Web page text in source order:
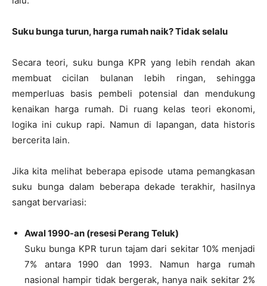
Suku bunga turun, harga rumah naik? Tidak selalu
Secara teori, suku bunga KPR yang lebih rendah akan
membuat cicilan bulanan lebih ringan, sehingga
memperluas basis pembeli potensial dan mendukung
kenaikan harga rumah. Di ruang kelas teori ekonomi,
logika ini cukup rapi. Namun di lapangan, data historis
bercerita lain.
Jika kita melihat beberapa episode utama pemangkasan
suku bunga dalam beberapa dekade terakhir, hasilnya
sangat bervariasi:
Awal 1990-an (resesi Perang Teluk)
Suku bunga KPR turun tajam dari sekitar 10% menjadi
7% antara 1990 dan 1993. Namun harga rumah
nasional hampir tidak bergerak, hanya naik sekitar 2%